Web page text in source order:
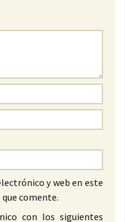
y web en este
comente.
con los siguientes